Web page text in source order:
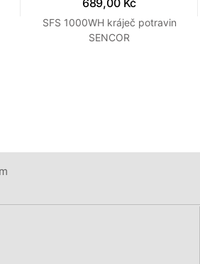
689,00 Kč
SFS 1000WH kráječ potravin
SENCOR